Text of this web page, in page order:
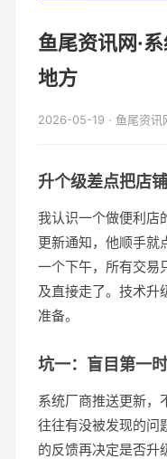
鱼尾资讯网·
地方
2026-05-19 · 鱼尾资讯
升个级差点把店
我认识一个做便利店
更新通知，他顺手就
一个下午，所有交易
及直接走了。技术升
准备。
坑一：盲目第一
系统厂商推送更新，
往往有没被发现的问
的反馈再决定是否升